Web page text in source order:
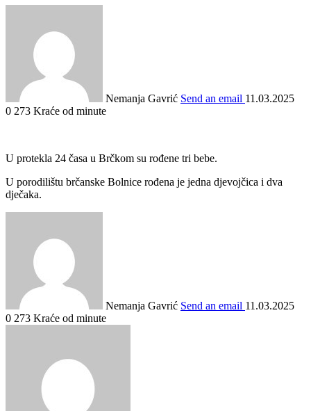
Nemanja Gavrić Send an email 11.03.2025
0 273 Kraće od minute
U protekla 24 časa u Brčkom su rođene tri bebe.
U porodilištu brčanske Bolnice rođena je jedna djevojčica i dva
dječaka.
Nemanja Gavrić Send an email 11.03.2025
0 273 Kraće od minute